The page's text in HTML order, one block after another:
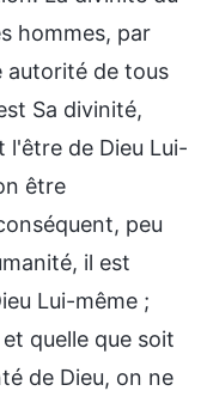
hommes, par
autorité de tous
Sa divinité,
de Dieu Lui-
être
peu
il est
Lui-même ;
quelle que soit
de Dieu, on ne